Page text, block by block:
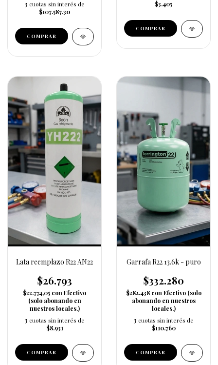
3 cuotas sin interés de
$107.587,30
$3.405
Lata reemplazo R22 AN22
$26.793
$22.774,05 con Efectivo
(solo abonando en
nuestros locales.)
3 cuotas sin interés de
$8.931
Garrafa R22 13.6k - puro
$332.280
$282.438 con Efectivo (solo
abonando en nuestros
locales.)
3 cuotas sin interés de
$110.760